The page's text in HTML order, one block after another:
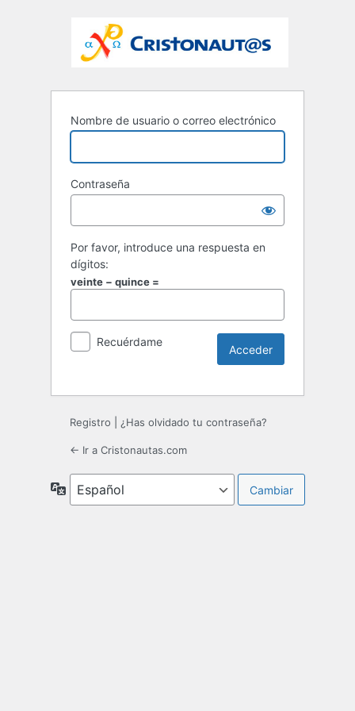
Nombre de usuario o correo electrónico
Contraseña
Por favor, introduce una respuesta en
dígitos:
veinte − quince =
Recuérdame
Registro ¿Has olvidado tu contraseña?
← Ir a Cristonautas.com
Idioma